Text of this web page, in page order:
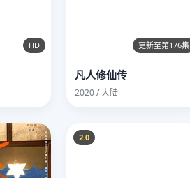
HD 更新至第176集
凡人修仙传
2020 / 大陆
2.0